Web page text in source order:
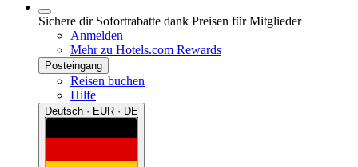
Sichere dir Sofortrabatte dank Preisen für Mitglieder
Anmelden
Mehr zu Hotels.com Rewards
Posteingang
Reisen buchen
Hilfe
Deutsch · EUR · DE